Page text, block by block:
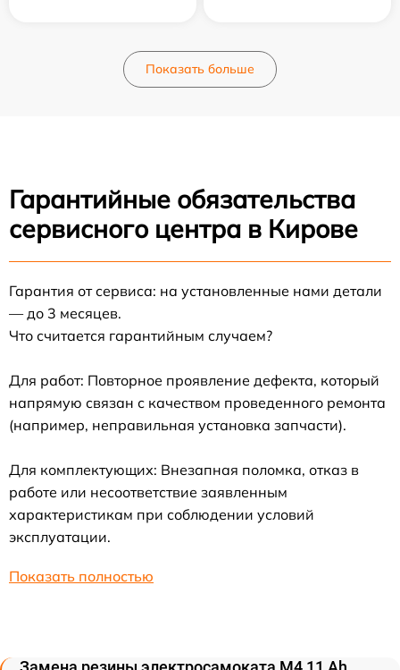
Показать больше
Гарантийные обязательства
сервисного центра в Кирове
Гарантия от сервиса: на установленные нами детали
— до 3 месяцев.
Что считается гарантийным случаем?
Для работ: Повторное проявление дефекта, который
напрямую связан с качеством проведенного ремонта
(например, неправильная установка запчасти).
Для комплектующих: Внезапная поломка, отказ в
работе или несоответствие заявленным
характеристикам при соблюдении условий
эксплуатации.
Показать полностью